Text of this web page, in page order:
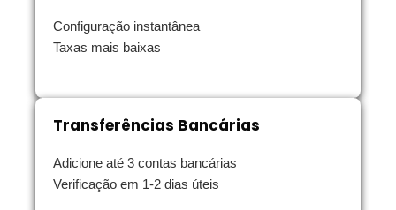
Configuração instantânea
Taxas mais baixas
Transferências Bancárias
Adicione até 3 contas bancárias
Verificação em 1-2 dias úteis